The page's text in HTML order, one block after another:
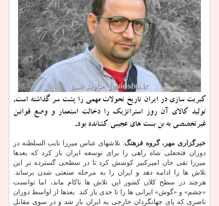
كبریت سازی در ایران تاریخ تحولات مهمی را پشت سر گذاشته است.
تولید كالای آن روز استراتژیك را دخالت استعمار و وضع قوانین
غیرتخصصی به بن بست های عجیبی كشانده بود.
خبرگزاری مهر، گروه فرهنگ: تلاشهای عباس میرزا نایب السلطنه در
دوران فتحعلی شاه راهی را برای توسعه ایران باز کرد که بعدها
میرزا تقی خان امیرکبیر کوشش کرد تا در سطحی گسترده تر این
تلاش ها را ادامه دهد و ایران را به مرحله صنعتی شدن برساند.
هرچند در سطح کلان کشور این تلاش ها ناکام ماند، اما توانست
«چشم» و «گوش» ایرانی ها را تا حدی باز کند. بعدها از اواسط دوران
ناصری که پای جهانگردان خارجی به ایران باز شد و در سوی مقابل